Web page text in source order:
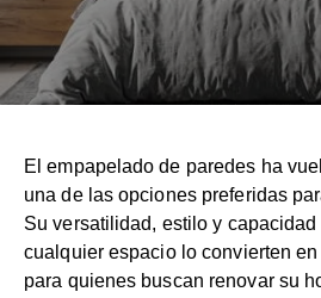
El empapelado de paredes ha
una de las opciones preferidas
Su versatilidad, estilo y
cualquier espacio lo convierten
para quienes buscan renovar su